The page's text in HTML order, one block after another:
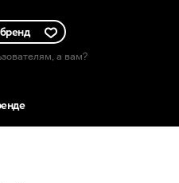
, а вам?